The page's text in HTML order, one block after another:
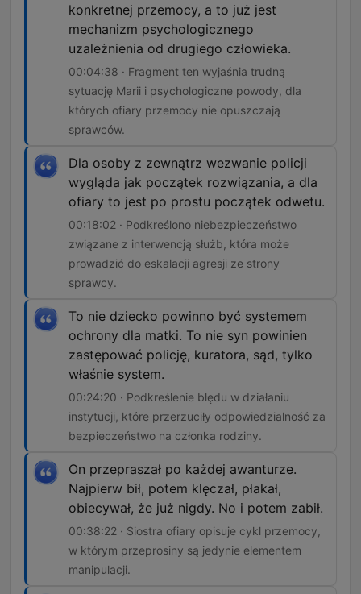
konkretnej przemocy, a to już jest
mechanizm psychologicznego
uzależnienia od drugiego człowieka.
00:04:38 · Fragment ten wyjaśnia trudną
sytuację Marii i psychologiczne powody, dla
których ofiary przemocy nie opuszczają
sprawców.
Dla osoby z zewnątrz wezwanie policji
wygląda jak początek rozwiązania, a dla
ofiary to jest po prostu początek odwetu.
00:18:02 · Podkreślono niebezpieczeństwo
związane z interwencją służb, która może
prowadzić do eskalacji agresji ze strony
sprawcy.
To nie dziecko powinno być systemem
ochrony dla matki. To nie syn powinien
zastępować policję, kuratora, sąd, tylko
właśnie system.
00:24:20 · Podkreślenie błędu w działaniu
instytucji, które przerzuciły odpowiedzialność za
bezpieczeństwo na członka rodziny.
On przepraszał po każdej awanturze.
Najpierw bił, potem klęczał, płakał,
obiecywał, że już nigdy. No i potem zabił.
00:38:22 · Siostra ofiary opisuje cykl przemocy,
w którym przeprosiny są jedynie elementem
manipulacji.